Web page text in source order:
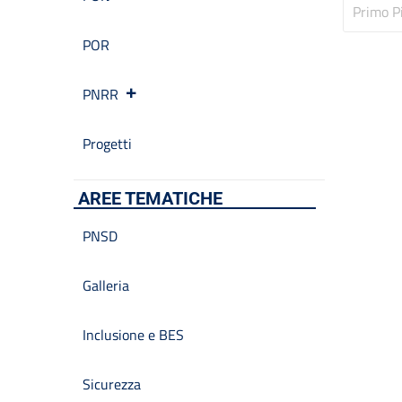
Primo
POR
PNRR
Progetti
AREE TEMATICHE
PNSD
Galleria
Inclusione e BES
Sicurezza